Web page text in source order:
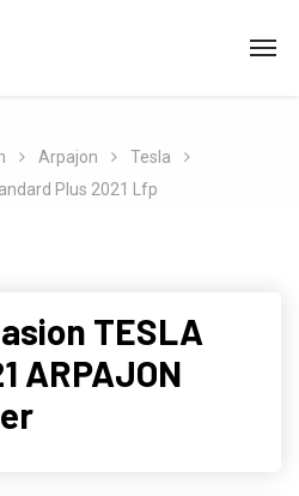
Arpajon
Tesla
Plus 2021 Lfp
TESLA
ARPAJON